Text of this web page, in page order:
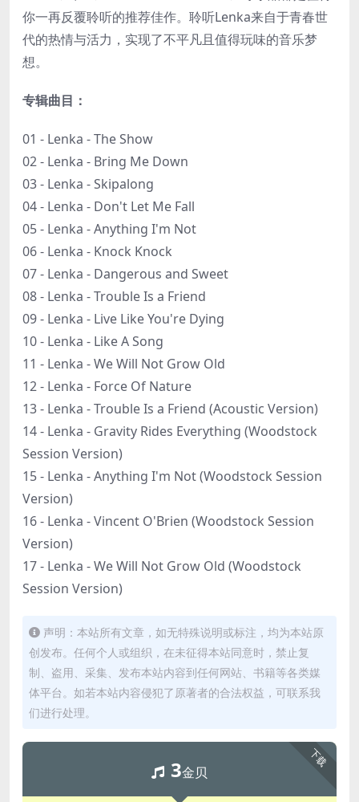
你一再反覆聆听的推荐佳作。聆听Lenka来自于青春世
代的热情与活力，实现了不平凡且值得玩味的音乐梦
想。
专辑曲目：
01 - Lenka - The Show
02 - Lenka - Bring Me Down
03 - Lenka - Skipalong
04 - Lenka - Don't Let Me Fall
05 - Lenka - Anything I'm Not
06 - Lenka - Knock Knock
07 - Lenka - Dangerous and Sweet
08 - Lenka - Trouble Is a Friend
09 - Lenka - Live Like You're Dying
10 - Lenka - Like A Song
11 - Lenka - We Will Not Grow Old
12 - Lenka - Force Of Nature
13 - Lenka - Trouble Is a Friend (Acoustic Version)
14 - Lenka - Gravity Rides Everything (Woodstock
Session Version)
15 - Lenka - Anything I'm Not (Woodstock Session
Version)
16 - Lenka - Vincent O'Brien (Woodstock Session
Version)
17 - Lenka - We Will Not Grow Old (Woodstock
Session Version)
声明：本站所有文章，如无特殊说明或标注，均为本站原
创发布。任何个人或组织，在未征得本站同意时，禁止复
制、盗用、采集、发布本站内容到任何网站、书籍等各类媒
体平台。如若本站内容侵犯了原著者的合法权益，可联系我
们进行处理。
下载
3金贝